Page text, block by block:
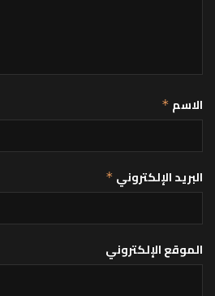
الاسم *
البريد الإلكتروني *
الموقع الإلكتروني